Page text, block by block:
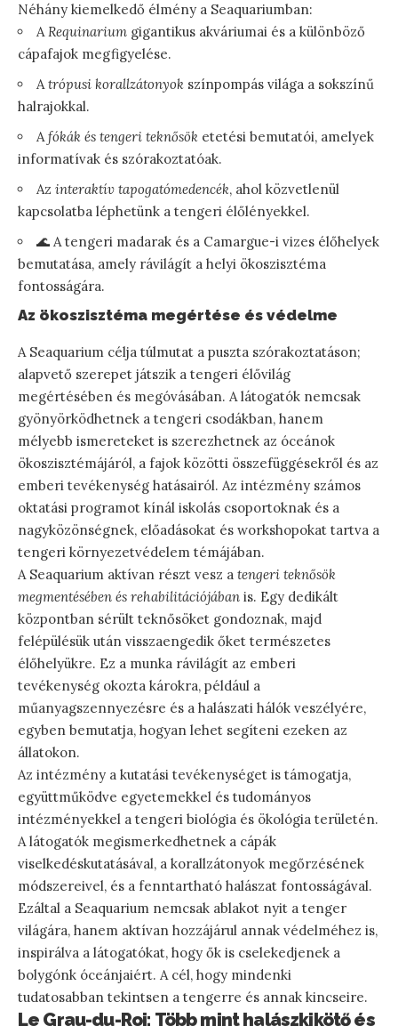
Néhány kiemelkedő élmény a Seaquariumban:
ARequinarium gigantikus akváriumai és a különböző
cápafajok megfigyelése.
Atrópusi korallzátonyok színpompás világa a sokszínű
halrajokkal.
Afókák és tengeri teknősök etetési bemutatói, amelyek
informatívak és szórakoztatóak.
Az interaktív tapogatómedencék, ahol közvetlenül
kapcsolatba léphetünk a tengeri élőlényekkel.
🌊 A tengeri madarak és a Camargue-i vizes élőhelyek
bemutatása, amely rávilágít a helyi ökoszisztéma
fontosságára.
Az ökoszisztéma megértése és védelme
A Seaquarium célja túlmutat a puszta szórakoztatáson;
alapvető szerepet játszik a tengeri élővilág
megértésében és megóvásában. A látogatók nemcsak
gyönyörködhetnek a tengeri csodákban, hanem
mélyebb ismereteket is szerezhetnek az óceánok
ökoszisztémájáról, a fajok közötti összefüggésekről és az
emberi tevékenység hatásairól. Az intézmény számos
oktatási programot kínál iskolás csoportoknak és a
nagyközönségnek, előadásokat és workshopokat tartva a
tengeri környezetvédelem témájában.
A Seaquarium aktívan részt vesz a tengeri teknősök
megmentésében és rehabilitációjában is. Egy dedikált
központban sérült teknősöket gondoznak, majd
felépülésük után visszaengedik őket természetes
élőhelyükre. Ez a munka rávilágít az emberi
tevékenység okozta károkra, például a
műanyagszennyezésre és a halászati hálók veszélyére,
egyben bemutatja, hogyan lehet segíteni ezeken az
állatokon.
Az intézmény a kutatási tevékenységet is támogatja,
együttműködve egyetemekkel és tudományos
intézményekkel a tengeri biológia és ökológia területén.
A látogatók megismerkedhetnek a cápák
viselkedéskutatásával, a korallzátonyok megőrzésének
módszereivel, és a fenntartható halászat fontosságával.
Ezáltal a Seaquarium nemcsak ablakot nyit a tenger
világára, hanem aktívan hozzájárul annak védelméhez is,
inspirálva a látogatókat, hogy ők is cselekedjenek a
bolygónk óceánjaiért. A cél, hogy mindenki
tudatosabban tekintsen a tengerre és annak kincseire.
Le Grau-du-Roi: Több mint halászkikötő és